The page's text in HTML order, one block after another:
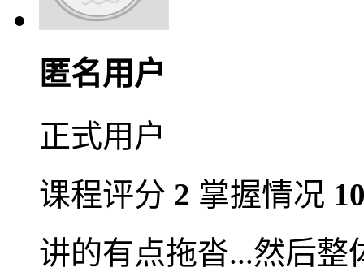
匿名用户
正式用户
课程评分 2 掌握情况
讲的有点拖沓...然后整